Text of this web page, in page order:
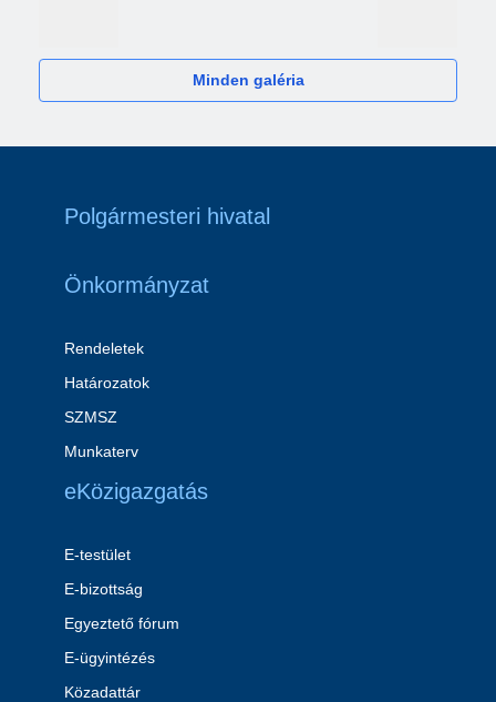
Minden galéria
Polgármesteri hivatal
Önkormányzat
Rendeletek
Határozatok
SZMSZ
Munkaterv
eKözigazgatás
E-testület
E-bizottság
Egyeztető fórum
E-ügyintézés
Közadattár